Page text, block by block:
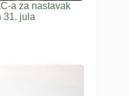
a za nastavak
31. jula